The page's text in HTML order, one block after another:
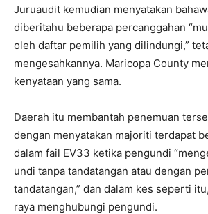
Juruaudit kemudian menyatakan
diberitahu beberapa percanggahan
oleh daftar pemilih yang dilindungi,”
mengesahkannya. Maricopa County
kenyataan yang sama.
Daerah itu membantah penemuan
dengan menyatakan majoriti terdapat
dalam fail EV33 ketika pengundi
undi tanpa tandatangan atau dengan
tandatangan,” dan dalam kes seperti
raya menghubungi pengundi.